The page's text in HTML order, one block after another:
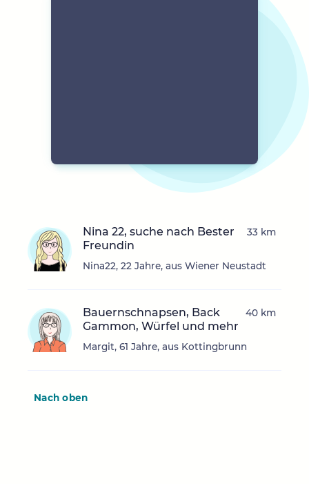
Nina 22, suche nach Bester
Freundin
Nina22, 22 Jahre, aus Wiener Neustadt
33 km
Bauernschnapsen, Back
Gammon, Würfel und mehr
Margit, 61 Jahre, aus Kottingbrunn
40 km
Nach oben